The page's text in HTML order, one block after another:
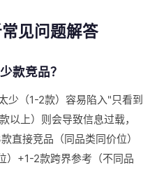
见问题解答
款竞品？
少（1-2款）容易陷入"只看到
以上）则会导致信息过载，
直接竞品（同品类同价位）
）+1-2款跨界参考（不同品